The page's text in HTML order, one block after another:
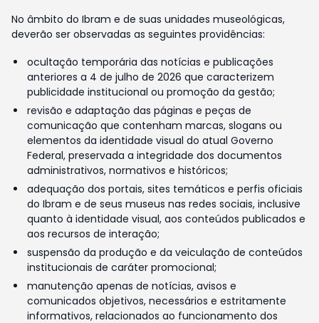
No âmbito do Ibram e de suas unidades museológicas,
deverão ser observadas as seguintes providências:
ocultação temporária das notícias e publicações
anteriores a 4 de julho de 2026 que caracterizem
publicidade institucional ou promoção da gestão;
revisão e adaptação das páginas e peças de
comunicação que contenham marcas, slogans ou
elementos da identidade visual do atual Governo
Federal, preservada a integridade dos documentos
administrativos, normativos e históricos;
adequação dos portais, sites temáticos e perfis oficiais
do Ibram e de seus museus nas redes sociais, inclusive
quanto à identidade visual, aos conteúdos publicados e
aos recursos de interação;
suspensão da produção e da veiculação de conteúdos
institucionais de caráter promocional;
manutenção apenas de notícias, avisos e
comunicados objetivos, necessários e estritamente
informativos, relacionados ao funcionamento dos